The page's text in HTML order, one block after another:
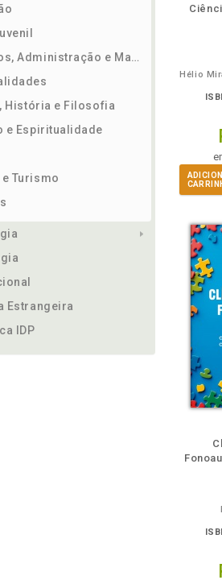
Negócios, Administração e Marketing
História e Filosofia
e Espiritualidade
Turismo
Estrangeira
IDP
Hélio